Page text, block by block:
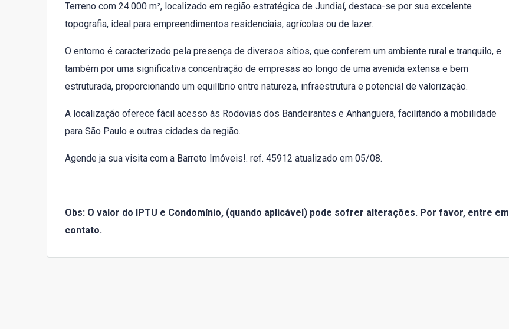
Terreno com 24.000 m², localizado em região estratégica de Jundiaí, destaca-se por sua excelente
topografia, ideal para empreendimentos residenciais, agrícolas ou de lazer.
O entorno é caracterizado pela presença de diversos sítios, que conferem um ambiente rural e tranquilo, e
também por uma significativa concentração de empresas ao longo de uma avenida extensa e bem
estruturada, proporcionando um equilíbrio entre natureza, infraestrutura e potencial de valorização.
A localização oferece fácil acesso às Rodovias dos Bandeirantes e Anhanguera, facilitando a mobilidade
para São Paulo e outras cidades da região.
Agende ja sua visita com a Barreto Imóveis!. ref. 45912 atualizado em 05/08.
Obs: O valor do IPTU e Condomínio, (quando aplicável) pode sofrer alterações. Por favor, entre em
contato.